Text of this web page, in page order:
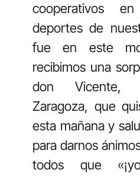
cooperativos
deportes de
fue en este
recibimos una
don Vicente,
Zaragoza, que
esta mañana y
para darnos
todos que